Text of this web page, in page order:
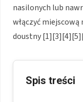
nasilonych lub
włączyć
doustny
Spis treści